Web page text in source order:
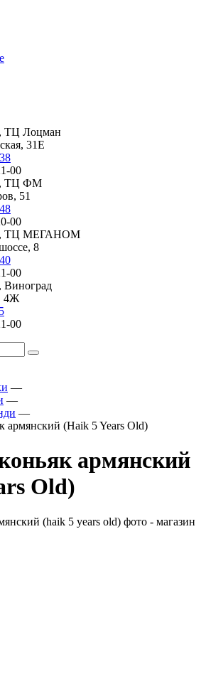
ТЦ Лоцман
31Е
00
ТЦ ФМ
51
00
ТЦ МЕГАНОМ
8
00
Виноград
4Ж
00
—
—
—
армянский (Haik 5 Years Old)
армянский
Old)